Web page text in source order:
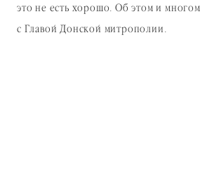
это не есть хорошо. Об этом и
с Главой Донской митрополии.